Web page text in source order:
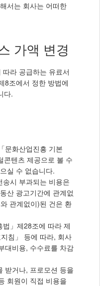
서는 회사는 어떠한
가액 변경
라 공급하는 유료서
8조에서 정한 방법에
다.
문화산업진흥 기본
콘텐츠 제공으로 볼 수
실 수 없습니다.
시 부과되는 비용은
산 광고기간에 관계없
관계없이)된 건은 환
」제28조에 따라 제
침」 등에 따라, 회사
대비용, 수수료를 차감
받거나, 프로모션 등을
회원이 직접 비용을